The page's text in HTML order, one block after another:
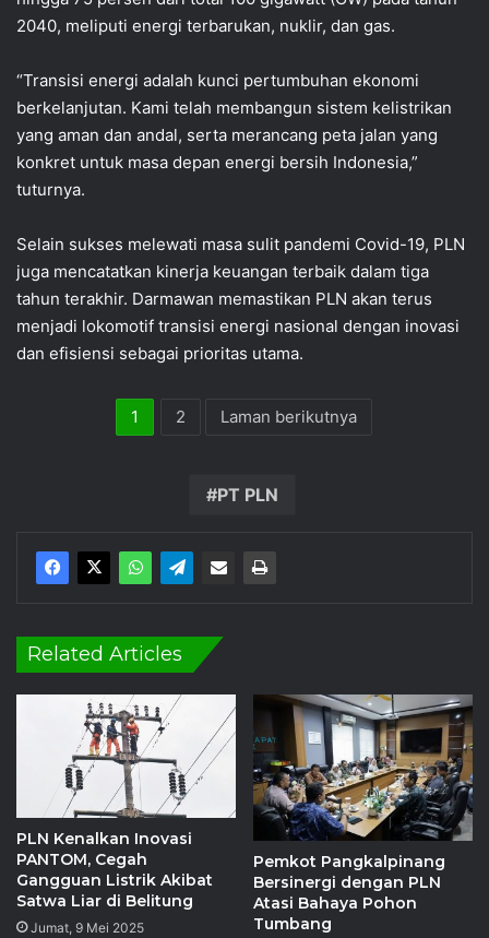
2040, meliputi energi terbarukan, nuklir, dan gas.
“Transisi energi adalah kunci pertumbuhan ekonomi
berkelanjutan. Kami telah membangun sistem kelistrikan
yang aman dan andal, serta merancang peta jalan yang
konkret untuk masa depan energi bersih Indonesia,”
tuturnya.
Selain sukses melewati masa sulit pandemi Covid-19, PLN
juga mencatatkan kinerja keuangan terbaik dalam tiga
tahun terakhir. Darmawan memastikan PLN akan terus
menjadi lokomotif transisi energi nasional dengan inovasi
dan efisiensi sebagai prioritas utama.
1 2 Laman berikutnya
PT PLN
Related Articles
PLN Kenalkan Inovasi
PANTOM, Cegah
Gangguan Listrik Akibat
Satwa Liar di Belitung
Jumat, 9 Mei 2025
Pemkot Pangkalpinang
Bersinergi dengan PLN
Atasi Bahaya Pohon
Tumbang